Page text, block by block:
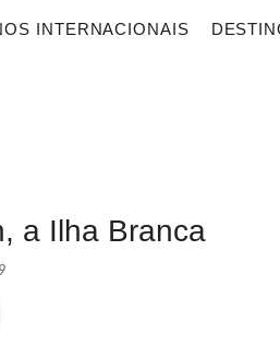
INTERNACIONAIS
a Ilha Branca